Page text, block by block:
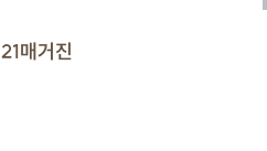
매거진